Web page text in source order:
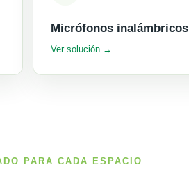
Micrófonos inalámbricos
Ver solución →
PARA CADA ESPACIO